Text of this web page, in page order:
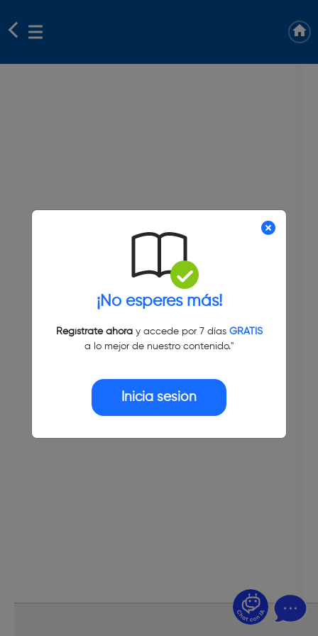
¡No esperes más!
Regístrate ahoray accede por 7 días GRATIS
a lo mejor de nuestro contenido."
Inicia sesión